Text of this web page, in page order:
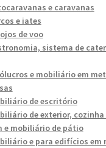
e caravanas
e iates
de voo
sistema de
e mobiliário em
de escritório
de exterior, cozinha
e mobiliário de pátio
e para edifícios em